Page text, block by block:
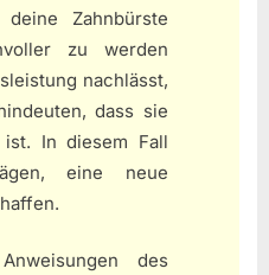
Zahnbürste
zu werden
nachlässt,
dass sie
In diesem Fall
eine neue
des